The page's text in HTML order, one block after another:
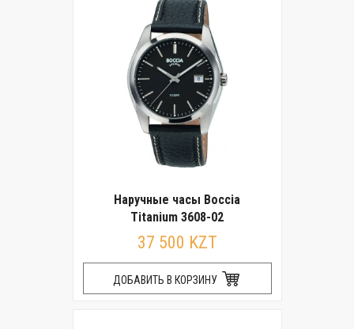
Наручные часы Boccia
Titanium 3608-02
37 500 KZT
ДОБАВИТЬ В КОРЗИНУ